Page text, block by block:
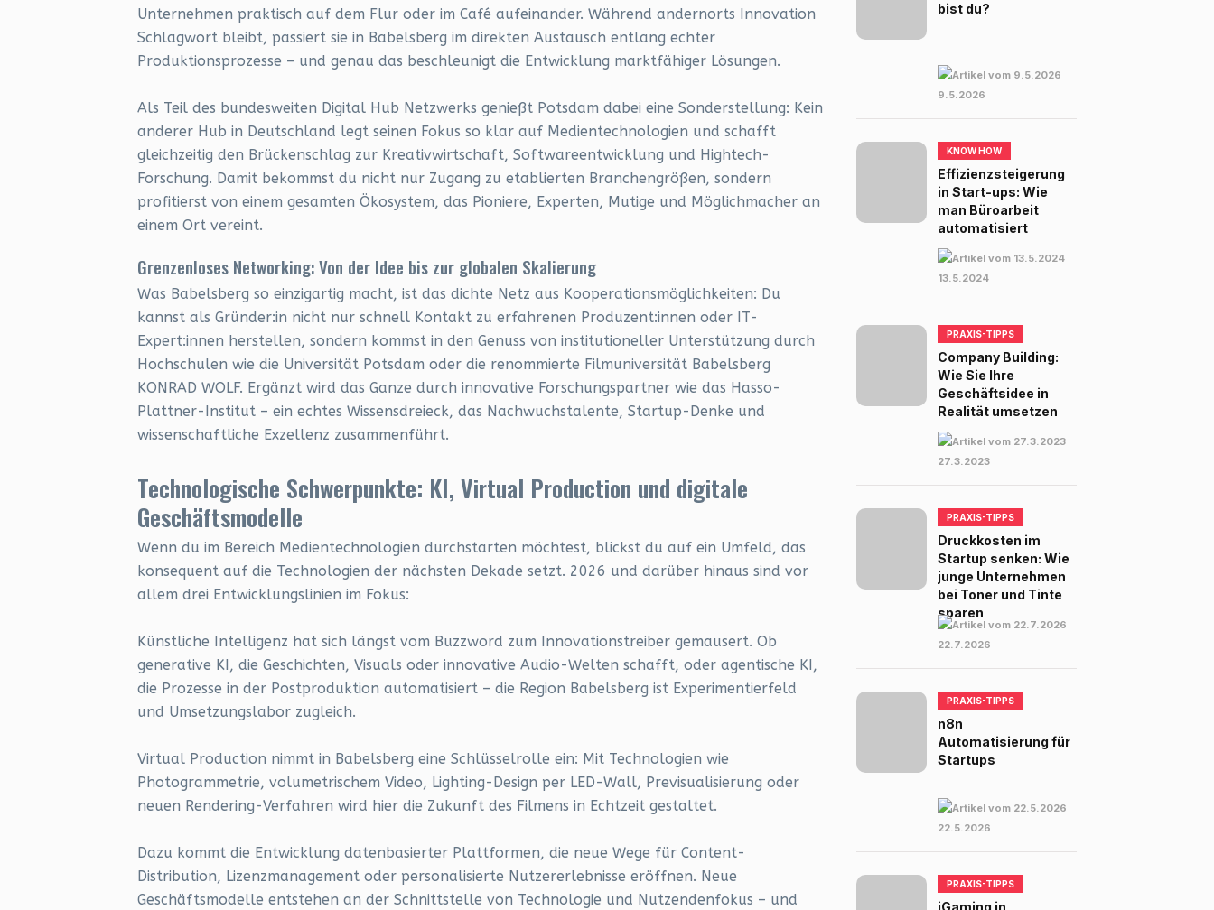
Unternehmen praktisch auf dem Flur oder im Café aufeinander. Während andernorts Innovation
Schlagwort bleibt, passiert sie in Babelsberg im direkten Austausch entlang echter
Produktionsprozesse – und genau das beschleunigt die Entwicklung marktfähiger Lösungen.
Als Teil des bundesweiten Digital Hub Netzwerks genießt Potsdam dabei eine Sonderstellung: Kein
anderer Hub in Deutschland legt seinen Fokus so klar auf Medientechnologien und schafft
gleichzeitig den Brückenschlag zur Kreativwirtschaft, Softwareentwicklung und Hightech-
Forschung. Damit bekommst du nicht nur Zugang zu etablierten Branchengrößen, sondern
profitierst von einem gesamten Ökosystem, das Pioniere, Experten, Mutige und Möglichmacher an
einem Ort vereint.
Grenzenloses Networking: Von der Idee bis zur globalen Skalierung
Was Babelsberg so einzigartig macht, ist das dichte Netz aus Kooperationsmöglichkeiten: Du
kannst als Gründer:in nicht nur schnell Kontakt zu erfahrenen Produzent:innen oder IT-
Expert:innen herstellen, sondern kommst in den Genuss von institutioneller Unterstützung durch
Hochschulen wie die Universität Potsdam oder die renommierte Filmuniversität Babelsberg
KONRAD WOLF. Ergänzt wird das Ganze durch innovative Forschungspartner wie das Hasso-
Plattner-Institut – ein echtes Wissensdreieck, das Nachwuchstalente, Startup-Denke und
wissenschaftliche Exzellenz zusammenführt.
Technologische Schwerpunkte: KI, Virtual Production und digitale
Geschäftsmodelle
Wenn du im Bereich Medientechnologien durchstarten möchtest, blickst du auf ein Umfeld, das
konsequent auf die Technologien der nächsten Dekade setzt. 2026 und darüber hinaus sind vor
allem drei Entwicklungslinien im Fokus:
Künstliche Intelligenz hat sich längst vom Buzzword zum Innovationstreiber gemausert. Ob
generative KI, die Geschichten, Visuals oder innovative Audio-Welten schafft, oder agentische KI,
die Prozesse in der Postproduktion automatisiert – die Region Babelsberg ist Experimentierfeld
und Umsetzungslabor zugleich.
Virtual Production nimmt in Babelsberg eine Schlüsselrolle ein: Mit Technologien wie
Photogrammetrie, volumetrischem Video, Lighting-Design per LED-Wall, Previsualisierung oder
neuen Rendering-Verfahren wird hier die Zukunft des Filmens in Echtzeit gestaltet.
Dazu kommt die Entwicklung datenbasierter Plattformen, die neue Wege für Content-
Distribution, Lizenzmanagement oder personalisierte Nutzererlebnisse eröffnen. Neue
Geschäftsmodelle entstehen an der Schnittstelle von Technologie und Nutzendenfokus – und
bist du?
9.5.2026
KNOW HOW
Effizienzsteigerung
in Start-ups: Wie
man Büroarbeit
automatisiert
13.5.2024
PRAXIS-TIPPS
Company Building:
Wie Sie Ihre
Geschäftsidee in
Realität umsetzen
27.3.2023
PRAXIS-TIPPS
Druckkosten im
Startup senken: Wie
junge Unternehmen
bei Toner und Tinte
sparen
22.7.2026
PRAXIS-TIPPS
n8n
Automatisierung für
Startups
22.5.2026
PRAXIS-TIPPS
iGaming in